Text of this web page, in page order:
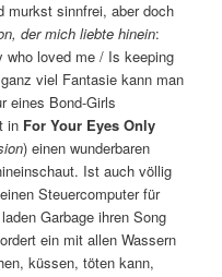
murkst sinnfrei, aber doch
der mich liebte hinein:
who loved me / Is keeping
viel Fantasie kann man
eines Bond-Girls
in For Your Eyes Only
) einen wunderbaren
Ist auch völlig
Steuercomputer für
Garbage ihren Song
ein mit allen Wassern
küssen, töten kann,